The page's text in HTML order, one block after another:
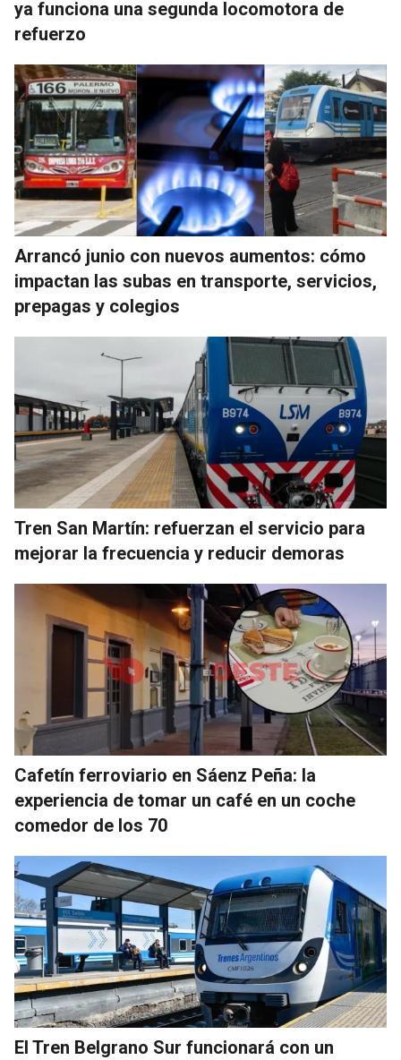
ya funciona una segunda locomotora de
refuerzo
Arrancó junio con nuevos aumentos: cómo
impactan las subas en transporte, servicios,
prepagas y colegios
Tren San Martín: refuerzan el servicio para
mejorar la frecuencia y reducir demoras
Cafetín ferroviario en Sáenz Peña: la
experiencia de tomar un café en un coche
comedor de los 70
El Tren Belgrano Sur funcionará con un